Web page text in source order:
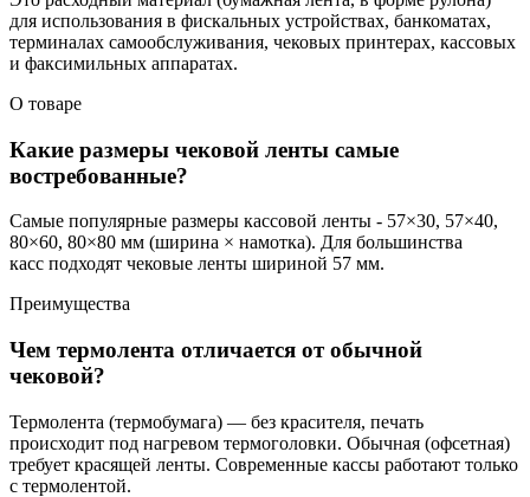
для использования в фискальных устройствах, банкоматах,
терминалах самообслуживания, чековых принтерах, кассовых
и факсимильных аппаратах.
О товаре
Какие размеры чековой ленты самые
востребованные?
Самые популярные размеры кассовой ленты - 57×30, 57×40,
80×60, 80×80 мм (ширина × намотка). Для большинства
касс подходят чековые ленты шириной 57 мм.
Преимущества
Чем термолента отличается от обычной
чековой?
Термолента (термобумага) — без красителя, печать
происходит под нагревом термоголовки. Обычная (офсетная)
требует красящей ленты. Современные кассы работают только
с термолентой.